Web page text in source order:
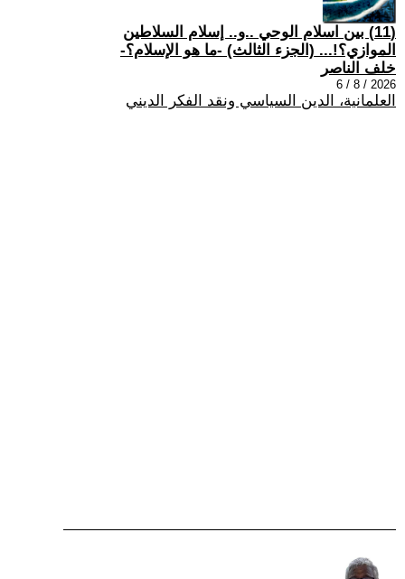
(11) بين اسلام الوحي ..و.. إسلام السلاطين
الموازي؟!... (الجزء الثالث) -ما هو الإسلام؟-
خلف الناصر
2026 / 8 / 6
العلمانية، الدين السياسي ونقد الفكر الديني